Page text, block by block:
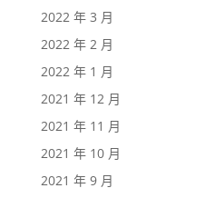
2022 年 3 月
2022 年 2 月
2022 年 1 月
2021 年 12 月
2021 年 11 月
2021 年 10 月
2021 年 9 月